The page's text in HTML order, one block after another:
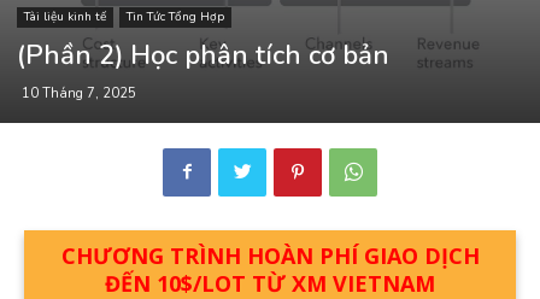
Tài liệu kinh tế Tin Tức Tổng Hợp
(Phần 2) Học phân tích cơ bản
10 Tháng 7, 2025
CHƯƠNG TRÌNH HOÀN PHÍ GIAO DỊCH
ĐẾN 10$/LOT TỪ XM VIETNAM